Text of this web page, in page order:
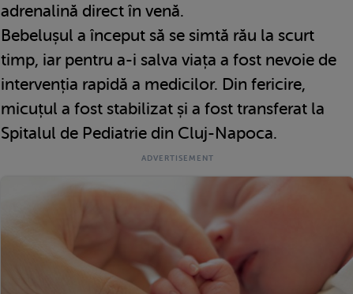
adrenalină direct în venă.
Bebelușul a început să se simtă rău la scurt
timp, iar pentru a-i salva viața a fost nevoie de
intervenția rapidă a medicilor. Din fericire,
micuțul a fost stabilizat și a fost transferat la
Spitalul de Pediatrie din Cluj-Napoca.